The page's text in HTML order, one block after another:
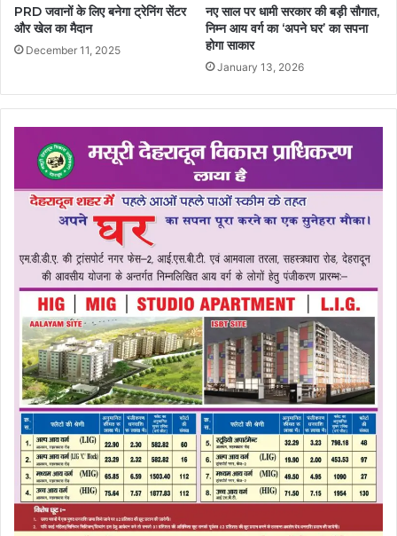
PRD जवानों के लिए बनेगा ट्रेनिंग सेंटर
और खेल का मैदान
December 11, 2025
नए साल पर धामी सरकार की बड़ी सौगात,
निम्न आय वर्ग का ‘अपने घर’ का सपना
होगा साकार
January 13, 2026